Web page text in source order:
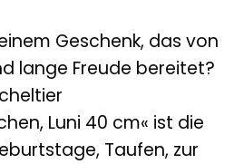
Geschenk, das von
lange Freude bereitet?
Luni 40 cm« ist die
Taufen, zur